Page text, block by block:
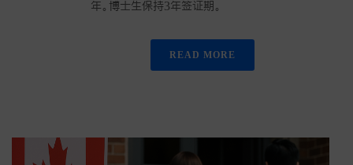
年。博士生保持3年签证期。
READ MORE